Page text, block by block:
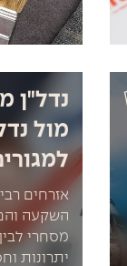
נדל"ן
מול
אזרחים
השקעה
מסחרי
יתרונות